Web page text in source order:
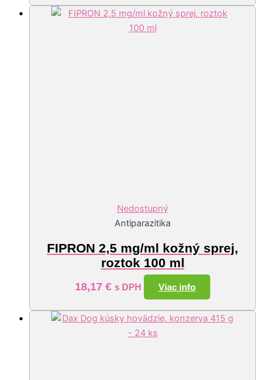
Nedostupný
Antiparazitika
FIPRON 2,5 mg/ml kožný sprej,
roztok 100 ml
18,17 € s DPH Viac info